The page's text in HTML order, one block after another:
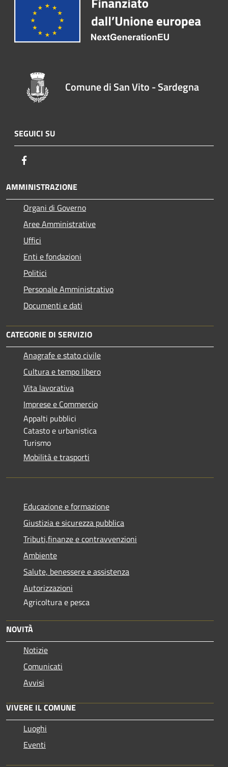
Comune di San Vito - Sardegna
SEGUICI SU
AMMINISTRAZIONE
Organi di Governo
Aree Amministrative
Uffici
Enti e fondazioni
Politici
Personale Amministrativo
Documenti e dati
CATEGORIE DI SERVIZIO
Anagrafe e stato civile
Cultura e tempo libero
Vita lavorativa
Imprese e Commercio
Appalti pubblici
Catasto e urbanistica
Turismo
Mobilità e trasporti
Educazione e formazione
Giustizia e sicurezza pubblica
Tributi,finanze e contravvenzioni
Ambiente
Salute, benessere e assistenza
Autorizzazioni
Agricoltura e pesca
NOVITÀ
Notizie
Comunicati
Avvisi
VIVERE IL COMUNE
Luoghi
Eventi